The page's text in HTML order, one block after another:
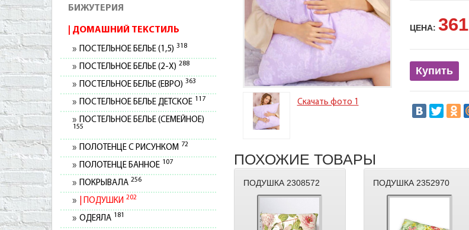
БИЖУТЕРИЯ
ДОМАШНИЙ ТЕКСТИЛЬ
ПОСТЕЛЬНОЕ БЕЛЬЕ (1,5) 318
ПОСТЕЛЬНОЕ БЕЛЬЕ (2-Х) 288
ПОСТЕЛЬНОЕ БЕЛЬЕ (ЕВРО) 363
ПОСТЕЛЬНОЕ БЕЛЬЕ ДЕТСКОЕ 117
ПОСТЕЛЬНОЕ БЕЛЬЕ (СЕМЕЙНОЕ)
155
ПОЛОТЕНЦЕ С РИСУНКОМ 72
ПОЛОТЕНЦЕ БАННОЕ 107
ПОКРЫВАЛА 256
ПОДУШКИ 202
ОДЕЯЛА 181
Скачать фото 1
ЦЕНА: 361
Купить
ПОХОЖИЕ ТОВАРЫ
ПОДУШКА 2308572 ПОДУШКА 2352970